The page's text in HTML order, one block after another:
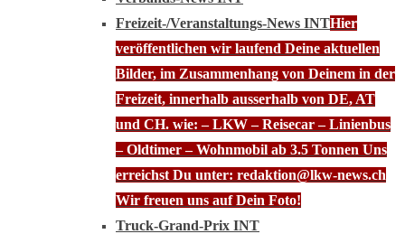
Freizeit-/Veranstaltungs-News INTHier
veröffentlichen wir laufend Deine aktuellen
Bilder, im Zusammenhang von Deinem in der
Freizeit, innerhalb ausserhalb von DE, AT
und CH. wie: – LKW – Reisecar – Linienbus
– Oldtimer – Wohnmobil ab 3.5 Tonnen Uns
erreichst Du unter: redaktion@lkw-news.ch
Wir freuen uns auf Dein Foto!
Truck-Grand-Prix INT